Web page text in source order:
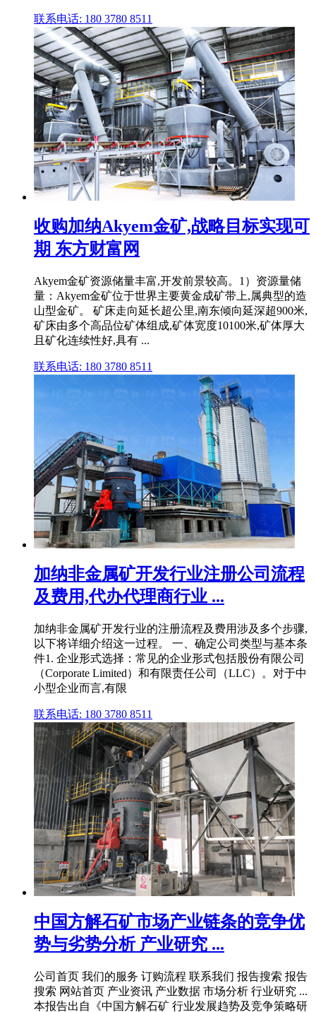
联系电话: 180 3780 8511
收购加纳Akyem金矿,战略目标实现可
期 东方财富网
Akyem金矿资源储量丰富,开发前景较高。1）资源量储
量：Akyem金矿位于世界主要黄金成矿带上,属典型的造
山型金矿。 矿床走向延长超公里,南东倾向延深超900米,
矿床由多个高品位矿体组成,矿体宽度10100米,矿体厚大
且矿化连续性好,具有 ...
联系电话: 180 3780 8511
加纳非金属矿开发行业注册公司流程
及费用,代办代理商行业 ...
加纳非金属矿开发行业的注册流程及费用涉及多个步骤,
以下将详细介绍这一过程。 一、确定公司类型与基本条
件1. 企业形式选择：常见的企业形式包括股份有限公司
（Corporate Limited）和有限责任公司（LLC）。对于中
小型企业而言,有限
联系电话: 180 3780 8511
中国方解石矿市场产业链条的竞争优
势与劣势分析 产业研究 ...
公司首页 我们的服务 订购流程 联系我们 报告搜索 报告
搜索 网站首页 产业资讯 产业数据 市场分析 行业研究 ...
本报告出自《中国方解石矿 行业发展趋势及竞争策略研